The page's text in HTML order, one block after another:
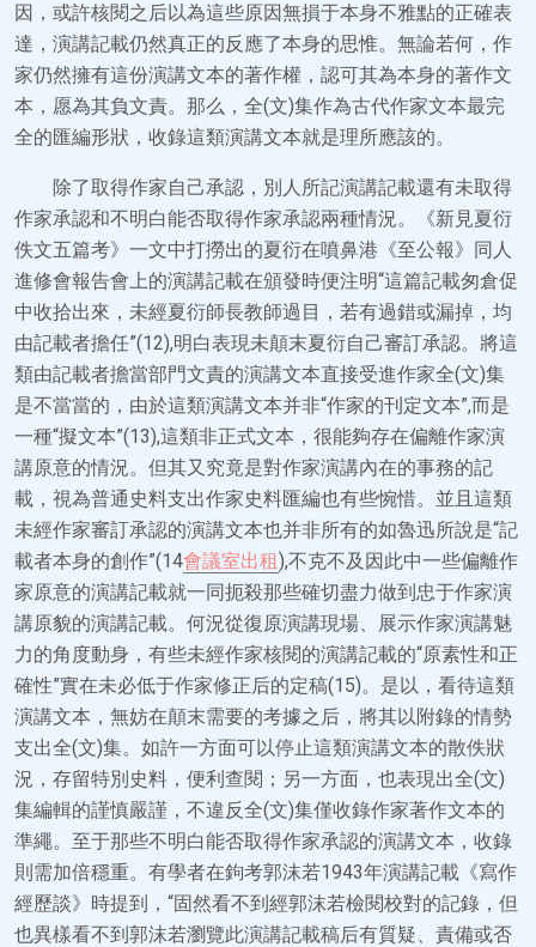
因，或許核閱之后以為這些原因無損于本身不雅點的正確表
達，演講記載仍然真正的反應了本身的思惟。無論若何，作
家仍然擁有這份演講文本的著作權，認可其為本身的著作文
本，愿為其負文責。那么，全(文)集作為古代作家文本最完
全的匯編形狀，收錄這類演講文本就是理所應該的。
除了取得作家自己承認，別人所記演講記載還有未取得
作家承認和不明白能否取得作家承認兩種情況。《新見夏衍
佚文五篇考》一文中打撈出的夏衍在噴鼻港《至公報》同人
進修會報告會上的演講記載在頒發時便注明“這篇記載匆倉促
中收拾出來，未經夏衍師長教師過目，若有過錯或漏掉，均
由記載者擔任”(12),明白表現未顛末夏衍自己審訂承認。將這
類由記載者擔當部門文責的演講文本直接受進作家全(文)集
是不當當的，由於這類演講文本并非“作家的刊定文本”,而是
一種“擬文本”(13),這類非正式文本，很能夠存在偏離作家演
講原意的情況。但其又究竟是對作家演講內在的事務的記
載，視為普通史料支出作家史料匯編也有些惋惜。並且這類
未經作家審訂承認的演講文本也并非所有的如魯迅所說是“記
載者本身的創作”(14會議室出租),不克不及因此中一些偏離作
家原意的演講記載就一同扼殺那些確切盡力做到忠于作家演
講原貌的演講記載。何況從復原演講現場、展示作家演講魅
力的角度動身，有些未經作家核閱的演講記載的“原素性和正
確性”實在未必低于作家修正后的定稿(15)。是以，看待這類
演講文本，無妨在顛末需要的考據之后，將其以附錄的情勢
支出全(文)集。如許一方面可以停止這類演講文本的散佚狀
況，存留特別史料，便利查閱；另一方面，也表現出全(文)
集編輯的謹慎嚴謹，不違反全(文)集僅收錄作家著作文本的
準繩。至于那些不明白能否取得作家承認的演講文本，收錄
則需加倍穩重。有學者在鉤考郭沫若1943年演講記載《寫作
經歷談》時提到，“固然看不到經郭沫若檢閱校對的記錄，但
也異樣看不到郭沫若瀏覽此演講記載稿后有質疑、責備或否